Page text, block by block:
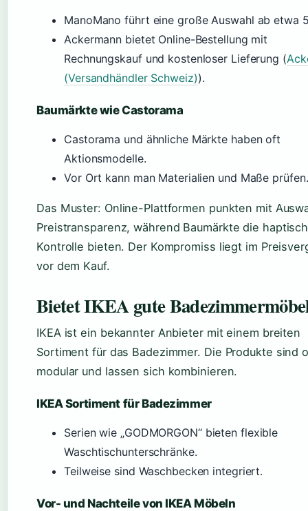
ManoMano führt eine große Auswahl ab etwa
Ackermann bietet Online-Bestellung mit
Rechnungskauf und kostenloser Lieferung (
(Versandhändler Schweiz)).
Baumärkte wie Castorama
Castorama und ähnliche Märkte haben oft
Aktionsmodelle.
Vor Ort kann man Materialien und Maße prüfen.
Das Muster: Online-Plattformen punkten mit
Preistransparenz, während Baumärkte die
Kontrolle bieten. Der Kompromiss liegt im
vor dem Kauf.
Bietet IKEA gute
IKEA ist ein bekannter Anbieter mit einem breiten
Sortiment für das Badezimmer. Die Produkte sind
modular und lassen sich kombinieren.
IKEA Sortiment für Badezimmer
Serien wie „GODMORGON“ bieten flexible
Waschtischunterschränke.
Teilweise sind Waschbecken integriert.
Vor- und Nachteile von IKEA Möbeln